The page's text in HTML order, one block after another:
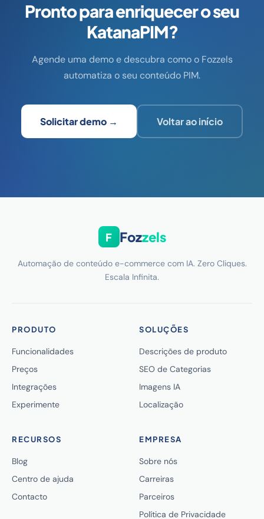
Pronto para enriquecer o seu
KatanaPIM?
Agende uma demo e descubra como o Fozzels
automatiza o seu conteúdo PIM.
Solicitar demo → Voltar ao início
F Fozzels
Automação de conteúdo e-commerce com IA. Zero Cliques.
Escala Infinita.
PRODUTO
Funcionalidades
Preços
Integrações
Experimente
SOLUÇÕES
Descrições de produto
SEO de Categorias
Imagens IA
Localização
RECURSOS
Blog
Centro de ajuda
Contacto
EMPRESA
Sobre nós
Carreiras
Parceiros
Política de Privacidade